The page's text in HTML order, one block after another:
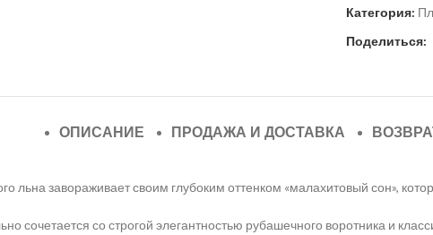
Категория:
Поделиться:
ОПИСАНИЕ ПРОДАЖА И ДОСТАВКА
льна завораживает своим глубоким оттенком «малахитовый сон»,
сочетается со строгой элегантностью рубашечного воротника и